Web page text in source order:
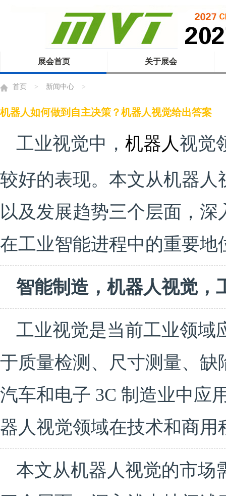
展会首页 关于展会
首页 > 新闻中心 >
机器人如何做到自主决策？机器人视觉给出答案
工业视觉中， 机器人视觉
较好的表现。本文从机器
以及发展趋势三个层面，
在工业智能进程中的重要地
智能制造，机器人视觉，
工业视觉是当前工业领域
于质量检测、尺寸测量、
汽车和电子 3C 制造业中应
器人视觉领域在技术和商
本文从机器人视觉的市场